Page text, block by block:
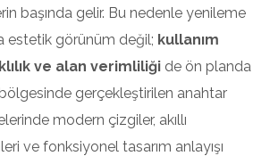
başında gelir. Bu nedenle yenileme
estetik görünüm değil; kullanım
ve alan verimliliği de ön planda
bölgesinde gerçekleştirilen anahtar
modern çizgiler, akıllı
ve fonksiyonel tasarım anlayışı